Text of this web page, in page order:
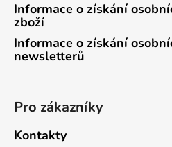
Informace o získání
zboží
Informace o získání
newsletterů
Pro zákazníky
Kontakty